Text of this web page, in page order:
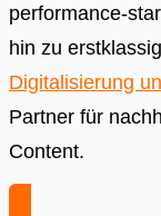
performance-
hin zu
Digitalisierung
Partner für
Content.